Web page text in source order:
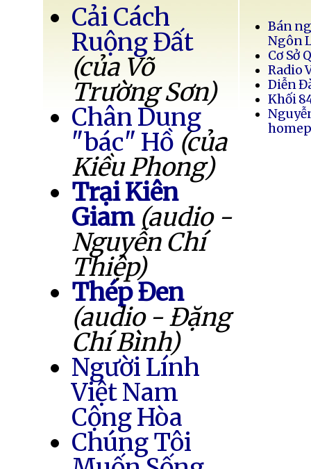
Cải Cách
Ruộng Đất
(của Võ
Trường Sơn)
Chân Dung
"bác" Hồ (của
Kiều Phong)
Trại Kiên
Giam (audio -
Nguyễn Chí
Thiệp)
Thép Đen
(audio - Đặng
Chí Bình)
Người Lính
Việt Nam
Cộng Hòa
Chúng Tôi
Bán
Ngôn
Cơ Sở
Radio
Diễn
Khối